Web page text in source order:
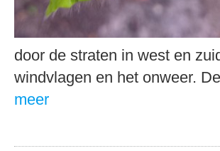
door de straten in west en
windvlagen en het onweer.
meer